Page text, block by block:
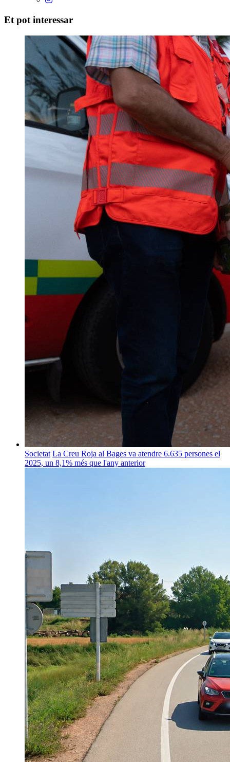
Et pot interessar
Societat La Creu Roja al Bages va atendre 6.635 persones el
2025, un 8,1% més que l'any anterior